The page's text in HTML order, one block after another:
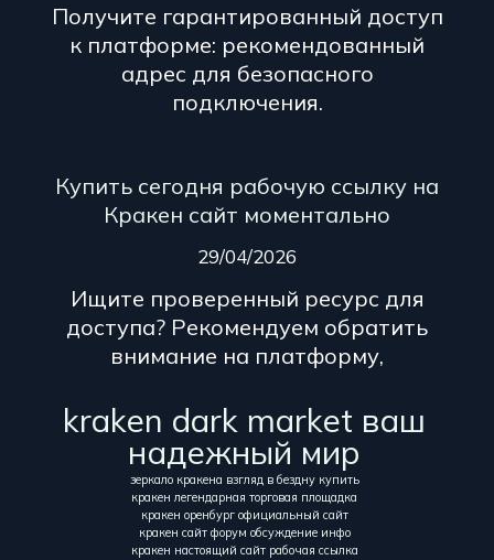
Получите гарантированный доступ
к платформе: рекомендованный
адрес для безопасного
подключения.
Купить сегодня рабочую ссылку на
Кракен сайт моментально
29/04/2026
Ищите проверенный ресурс для
доступа? Рекомендуем обратить
внимание на платформу,
kraken dark market ваш
надежный мир
зеркало кракена взгляд в бездну купить
кракен легендарная торговая площадка
кракен оренбург официальный сайт
кракен сайт форум обсуждение инфо
кракен настоящий сайт рабочая ссылка